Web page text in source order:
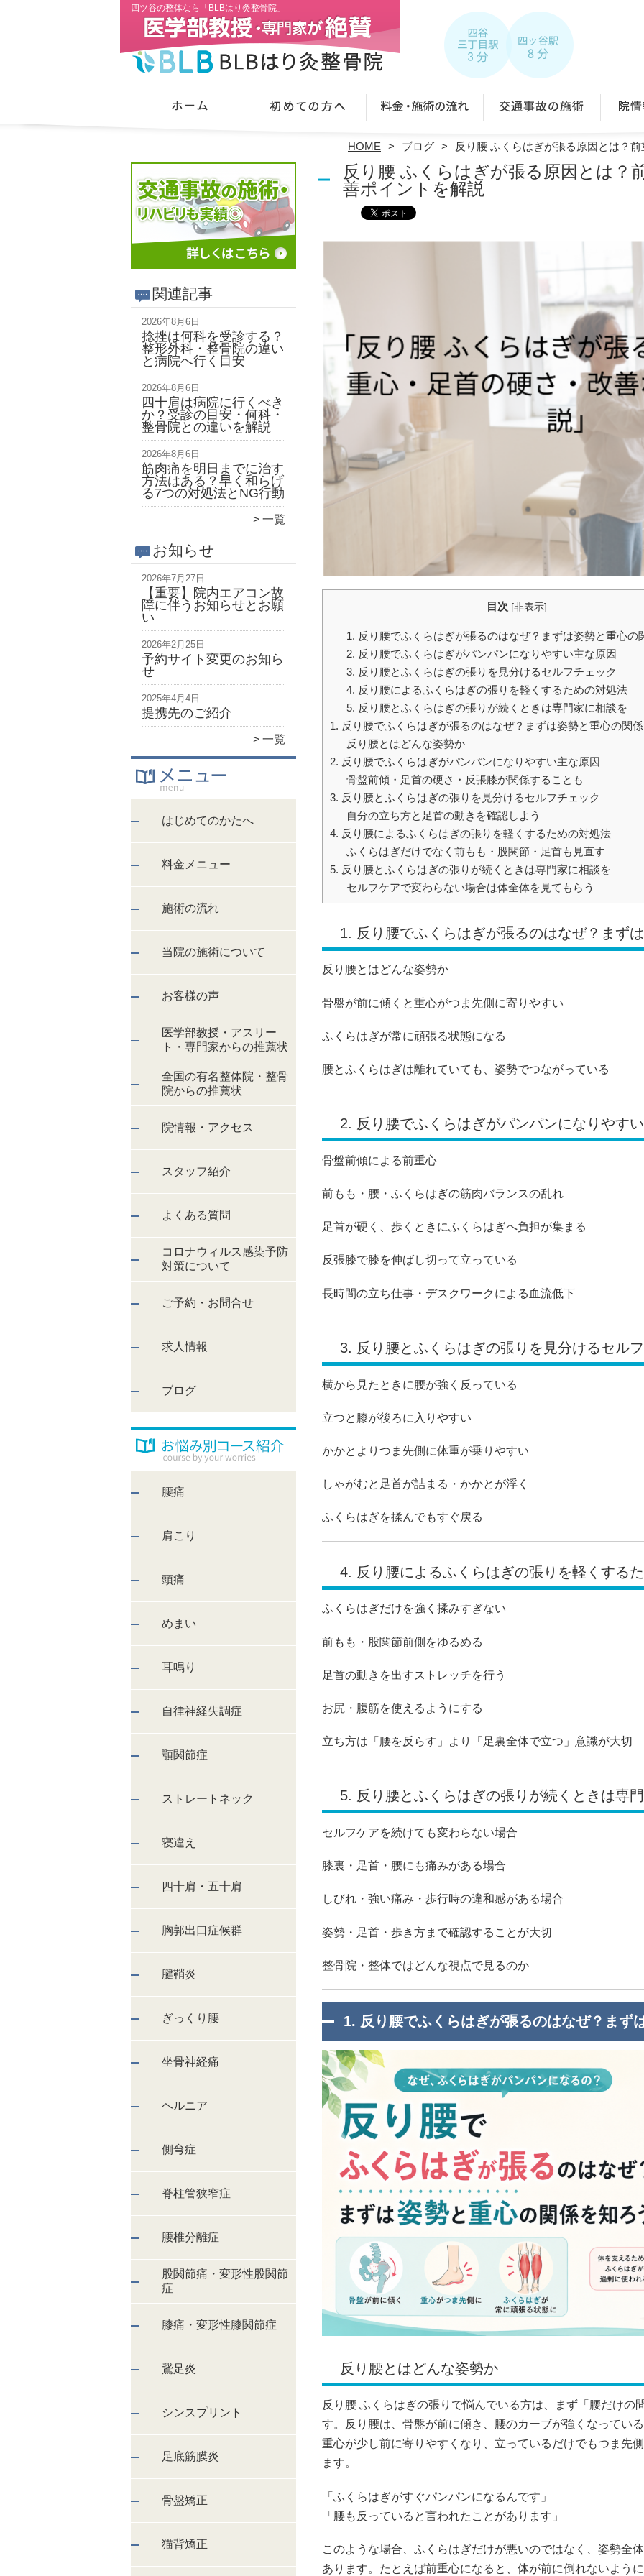
四ツ谷の整体なら「BLBはり灸整骨院」
HOME ブログ 反り腰 ふくらはぎが張る原因とは？
関連記事
2026年8月6日
捻挫は何科を受診する？
整形外科・整骨院の違い
と病院へ行く目安
2026年8月6日
四十肩は病院に行くべき
か？受診の目安・何科・
整骨院との違いを解説
2026年8月6日
筋肉痛を明日までに治す
方法はある？早く和らげ
る7つの対処法とNG行動
一覧
お知らせ
2026年7月27日
【重要】院内エアコン故
障に伴うお知らせとお願
い
2026年2月25日
予約サイト変更のお知ら
せ
2025年4月4日
提携先のご紹介
一覧
はじめてのかたへ
料金メニュー
施術の流れ
当院の施術について
お客様の声
医学部教授・アスリー
ト・専門家からの推薦状
全国の有名整体院・整骨
院からの推薦状
院情報・アクセス
スタッフ紹介
よくある質問
コロナウィルス感染予防
対策について
ご予約・お問合せ
求人情報
ブログ
腰痛
肩こり
頭痛
めまい
耳鳴り
自律神経失調症
顎関節症
ストレートネック
寝違え
四十肩・五十肩
胸郭出口症候群
腱鞘炎
ぎっくり腰
坐骨神経痛
ヘルニア
側弯症
脊柱管狭窄症
腰椎分離症
股関節痛・変形性股関節
症
膝痛・変形性膝関節症
鵞足炎
シンスプリント
足底筋膜炎
骨盤矯正
猫背矯正
反り腰 ふくらはぎが張る原因とは？
善ポイントを解説
目次 [非表示]
1. 反り腰でふくらはぎが張るのはなぜ？まずは姿勢と重心の
2. 反り腰でふくらはぎがパンパンになりやすい主な原因
3. 反り腰とふくらはぎの張りを見分けるセルフチェック
4. 反り腰によるふくらはぎの張りを軽くするための対処法
5. 反り腰とふくらはぎの張りが続くときは専門家に相談を
1. 反り腰でふくらはぎが張るのはなぜ？まずは姿勢と重心の関係
反り腰とはどんな姿勢か
2. 反り腰でふくらはぎがパンパンになりやすい主な原因
骨盤前傾・足首の硬さ・反張膝が関係することも
3. 反り腰とふくらはぎの張りを見分けるセルフチェック
自分の立ち方と足首の動きを確認しよう
4. 反り腰によるふくらはぎの張りを軽くするための対処法
ふくらはぎだけでなく前もも・股関節・足首も見直す
5. 反り腰とふくらはぎの張りが続くときは専門家に相談を
セルフケアで変わらない場合は体全体を見てもらう
1. 反り腰でふくらはぎが張るのはなぜ？まず
反り腰とはどんな姿勢か
骨盤が前に傾くと重心がつま先側に寄りやすい
ふくらはぎが常に頑張る状態になる
腰とふくらはぎは離れていても、姿勢でつながっている
2. 反り腰でふくらはぎがパンパンになりやす
骨盤前傾による前重心
前もも・腰・ふくらはぎの筋肉バランスの乱れ
足首が硬く、歩くときにふくらはぎへ負担が集まる
反張膝で膝を伸ばし切って立っている
長時間の立ち仕事・デスクワークによる血流低下
3. 反り腰とふくらはぎの張りを見分けるセル
横から見たときに腰が強く反っている
立つと膝が後ろに入りやすい
かかとよりつま先側に体重が乗りやすい
しゃがむと足首が詰まる・かかとが浮く
ふくらはぎを揉んでもすぐ戻る
4. 反り腰によるふくらはぎの張りを軽くする
ふくらはぎだけを強く揉みすぎない
前もも・股関節前側をゆるめる
足首の動きを出すストレッチを行う
お尻・腹筋を使えるようにする
立ち方は「腰を反らす」より「足裏全体で立つ」意識が大切
5. 反り腰とふくらはぎの張りが続くときは専
セルフケアを続けても変わらない場合
膝裏・足首・腰にも痛みがある場合
しびれ・強い痛み・歩行時の違和感がある場合
姿勢・足首・歩き方まで確認することが大切
整骨院・整体ではどんな視点で見るのか
1. 反り腰でふくらはぎが張るのはなぜ？まず
反り腰とはどんな姿勢か
反り腰 ふくらはぎの張りで悩んでいる方は、まず「腰だけの
す。反り腰は、骨盤が前に傾き、腰のカーブが強くなってい
重心が少し前に寄りやすくなり、立っているだけでもつま先
ます。
「ふくらはぎがすぐパンパンになるんです」
「腰も反っていると言われたことがあります」
このような場合、ふくらはぎだけが悪いのではなく、姿勢全
あります。たとえば前重心になると、体が前に倒れないよう